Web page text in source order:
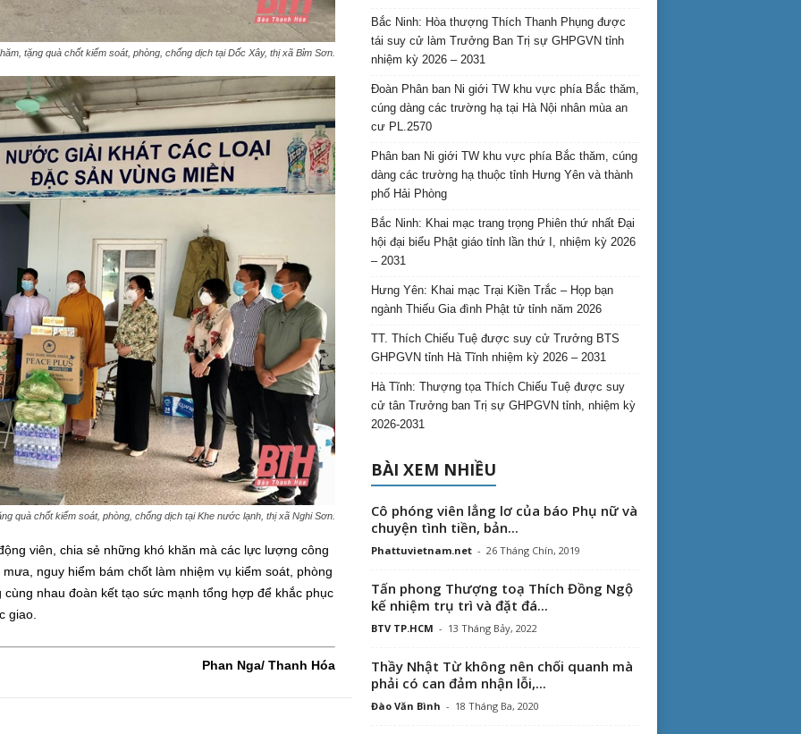
tặng quà chốt kiểm soát, phòng, chống dịch tại Dốc Xây, thị xã Bỉm Sơn.
quà chốt kiểm soát, phòng, chống dịch tại Khe nước lạnh, thị xã Nghi Sơn.
viên, chia sẻ những khó khăn mà các lực lượng công
nguy hiểm bám chốt làm nhiệm vụ kiểm soát, phòng
nhau đoàn kết tạo sức mạnh tổng hợp để khắc phục
giao.
Phan Nga/ Thanh Hóa
Bắc Ninh: Hòa thượng Thích Thanh Phụng được
tái suy cử làm Trưởng Ban Trị sự GHPGVN tỉnh
nhiệm kỳ 2026 – 2031
Đoàn Phân ban Ni giới TW khu vực phía Bắc thăm,
cúng dàng các trường hạ tại Hà Nội nhân mùa an
cư PL.2570
Phân ban Ni giới TW khu vực phía Bắc thăm, cúng
dàng các trường hạ thuộc tỉnh Hưng Yên và thành
phố Hải Phòng
Bắc Ninh: Khai mạc trang trọng Phiên thứ nhất Đại
hội đại biểu Phật giáo tỉnh lần thứ I, nhiệm kỳ 2026
– 2031
Hưng Yên: Khai mạc Trại Kiền Trắc – Họp bạn
ngành Thiếu Gia đình Phật tử tỉnh năm 2026
TT. Thích Chiếu Tuệ được suy cử Trưởng BTS
GHPGVN tỉnh Hà Tĩnh nhiệm kỳ 2026 – 2031
Hà Tĩnh: Thượng tọa Thích Chiếu Tuệ được suy
cử tân Trưởng ban Trị sự GHPGVN tỉnh, nhiệm kỳ
2026-2031
BÀI XEM NHIỀU
Cô phóng viên lẳng lơ của báo Phụ nữ và
chuyện tình tiền, bản...
Phattuvietnam.net - 26 Tháng Chín, 2019
Tấn phong Thượng toạ Thích Đồng Ngộ
kế nhiệm trụ trì và đặt đá...
BTV TP.HCM - 13 Tháng Bảy, 2022
Thầy Nhật Từ không nên chối quanh mà
phải có can đảm nhận lỗi,...
Đào Văn Bình - 18 Tháng Ba, 2020